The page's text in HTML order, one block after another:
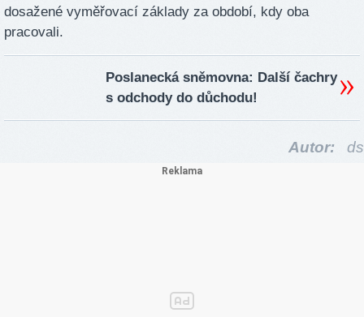
dosažené vyměřovací základy za období, kdy oba
pracovali.
Poslanecká sněmovna: Další čachry
s odchody do důchodu!
Autor: ds